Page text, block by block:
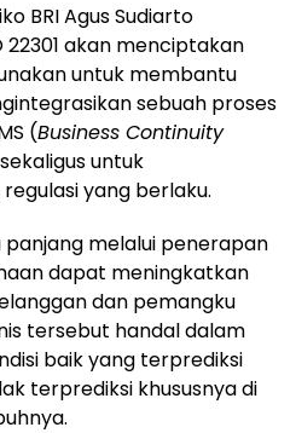
BRI Agus Sudiarto
akan menciptakan
untuk membantu
sebuah proses
(Business Continuity
untuk
yang berlaku.
panjang melalui penerapan
dapat meningkatkan
dan pemangku
tersebut handal dalam
baik yang terprediksi
terprediksi khususnya di